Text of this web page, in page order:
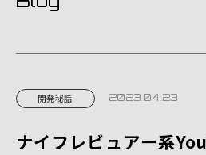
開発秘話 2023.04.23
ナイフレビュアー系